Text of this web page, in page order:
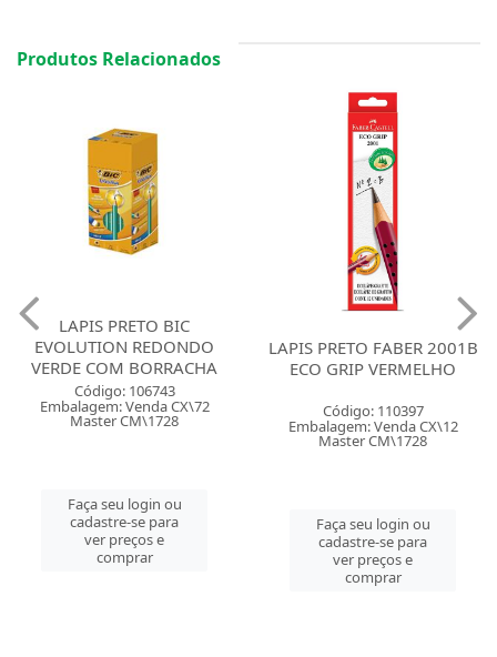
Produtos Relacionados
LAPIS PRETO BIC
EVOLUTION REDONDO
VERDE COM BORRACHA
Código: 106743
Embalagem: Venda CX\72
Master CM\1728
Faça seu login ou
cadastre-se para
ver preços e
comprar
LAPIS PRETO FABER 2001B
ECO GRIP VERMELHO
Código: 110397
Embalagem: Venda CX\12
Master CM\1728
Faça seu login ou
cadastre-se para
ver preços e
comprar